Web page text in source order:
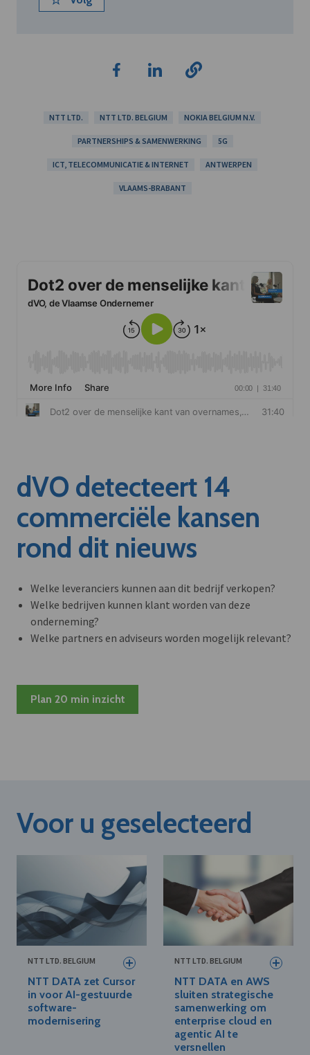
NTT LTD. NTT LTD. BELGIUM NOKIA BELGIUM N.V.
PARTNERSHIPS & SAMENWERKING 5G
ICT, TELECOMMUNICATIE & INTERNET ANTWERPEN
VLAAMS-BRABANT
dVO detecteert 14
commerciële kansen
rond dit nieuws
Welke leveranciers kunnen aan dit bedrijf verkopen?
Welke bedrijven kunnen klant worden van deze
onderneming?
Welke partners en adviseurs worden mogelijk relevant?
Plan 20 min inzicht
Voor u geselecteerd
NTT LTD. BELGIUM
NTT DATA zet Cursor
in voor AI-gestuurde
software-
modernisering
NTT LTD. BELGIUM
NTT DATA en AWS
sluiten strategische
samenwerking om
enterprise cloud en
agentic AI te
versnellen